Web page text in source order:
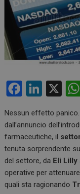
F
ce
b
o
o
k
Li
ke
dI
n
X
Nessun effetto
dall’annuncio
farmaceutiche, il
tenuta sorprendente
del settore, da Eli Lilly
operative per
quali sta ragionando